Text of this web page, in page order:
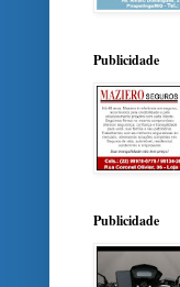
Publicidade
Publicidade